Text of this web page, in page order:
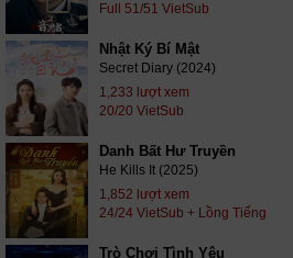
Full 51/51 VietSub
Nhật Ký Bí Mật
Secret Diary (2024)
1,233 lượt xem
20/20 VietSub
Danh Bất Hư Truyền
He Kills It (2025)
1,852 lượt xem
24/24 VietSub + Lồng Tiếng
Trò Chơi Tình Yêu